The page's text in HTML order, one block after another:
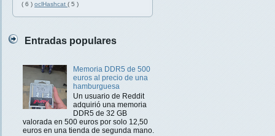
( 6 ) oclHashcat ( 5 )
Entradas populares
Memoria DDR5 de 500
euros al precio de una
hamburguesa
Un usuario de Reddit
adquirió una memoria
DDR5 de 32 GB
valorada en 500 euros por solo 12,50
euros en una tienda de segunda mano.